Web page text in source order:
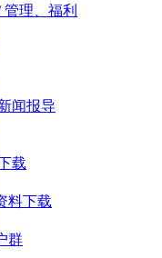
理、福利
闻报导
载
料下载
群